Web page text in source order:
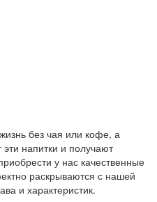
без чая или кофе, а
напитки и получают
у нас качественные
раскрываются с нашей
и характеристик.